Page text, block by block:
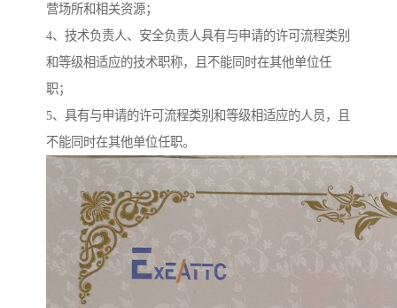
营场所和相关资源；
4、技术负责人、安全负责人具有与申请的许可流程类别
和等级相适应的技术职称，且不能同时在其他单位任
职；
5、具有与申请的许可流程类别和等级相适应的人员，且
不能同时在其他单位任职。